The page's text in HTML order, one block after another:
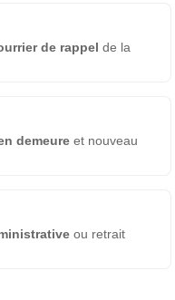
de rappel de la
demeure et nouveau
ou retrait